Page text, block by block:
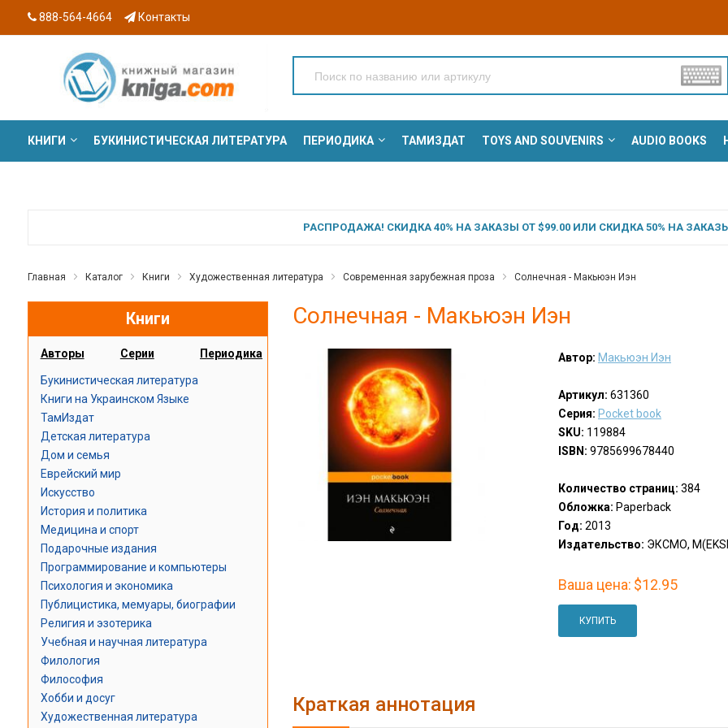
888-564-4664 Контакты
КНИГИ БУКИНИСТИЧЕСКАЯ ЛИТЕРАТУРА ПЕРИОДИКА ТАМИЗДАТ TOYS AND SOUVENIRS AUDIO BOOKS
РАСПРОДАЖА! СКИДКА 40% НА ЗАКАЗЫ ОТ $99.00 ИЛИ СКИДКА 50% НА ЗАКАЗЫ
Главная Каталог Книги Художественная литература Современная зарубежная проза Солнечная - Макьюэн Иэн
Книги
Авторы Серии Периодика
Букинистическая литература
Книги на Украинском Языке
ТамИздат
Детская литература
Дом и семья
Еврейский мир
Искусство
История и политика
Медицина и спорт
Подарочные издания
Программирование и компьютеры
Психология и экономика
Публицистика, мемуары, биографии
Религия и эзотерика
Учебная и научная литература
Филология
Философия
Хобби и досуг
Художественная литература
Солнечная - Макьюэн Иэн
Автор: Макьюэн Иэн
Артикул: 631360
Серия: Pocket book
SKU: 119884
ISBN: 9785699678440
Количество страниц: 384
Обложка: Paperback
Год: 2013
Издательство: ЭКСМО,
Ваша цена: $12.95
КУПИТЬ
Краткая аннотация